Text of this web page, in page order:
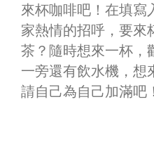
來杯咖啡吧！在填寫
家熱情的招呼，要來
茶？隨時想來一杯，
一旁還有飲水機，想
請自己為自己加滿吧！